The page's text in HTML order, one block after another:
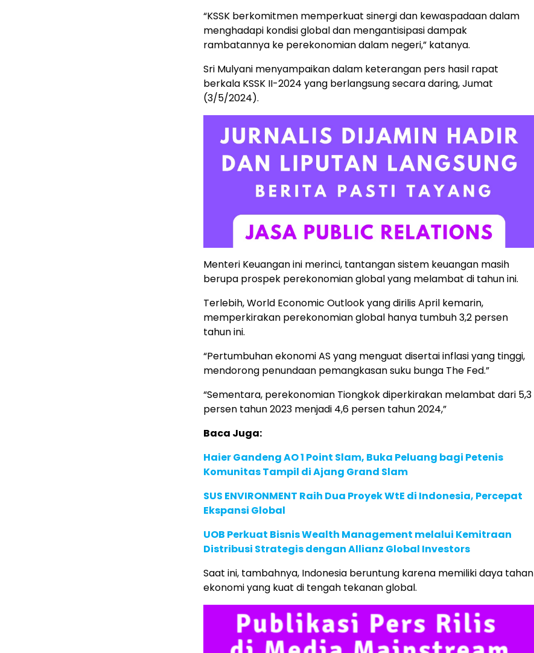
“KSSK berkomitmen memperkuat sinergi dan kewaspadaan dalam
menghadapi kondisi global dan mengantisipasi dampak
rambatannya ke perekonomian dalam negeri,” katanya.
Sri Mulyani menyampaikan dalam keterangan pers hasil rapat
berkala KSSK II-2024 yang berlangsung secara daring, Jumat
(3/5/2024).
Menteri Keuangan ini merinci, tantangan sistem keuangan masih
berupa prospek perekonomian global yang melambat di tahun ini.
Terlebih, World Economic Outlook yang dirilis April kemarin,
memperkirakan perekonomian global hanya tumbuh 3,2 persen
tahun ini.
“Pertumbuhan ekonomi AS yang menguat disertai inflasi yang tinggi,
mendorong penundaan pemangkasan suku bunga The Fed.”
“Sementara, perekonomian Tiongkok diperkirakan melambat dari 5,3
persen tahun 2023 menjadi 4,6 persen tahun 2024,”
Baca Juga:
Haier Gandeng AO 1 Point Slam, Buka Peluang bagi Petenis
Komunitas Tampil di Ajang Grand Slam
SUS ENVIRONMENT Raih Dua Proyek WtE di Indonesia, Percepat
Ekspansi Global
UOB Perkuat Bisnis Wealth Management melalui Kemitraan
Distribusi Strategis dengan Allianz Global Investors
Saat ini, tambahnya, Indonesia beruntung karena memiliki daya tahan
ekonomi yang kuat di tengah tekanan global.